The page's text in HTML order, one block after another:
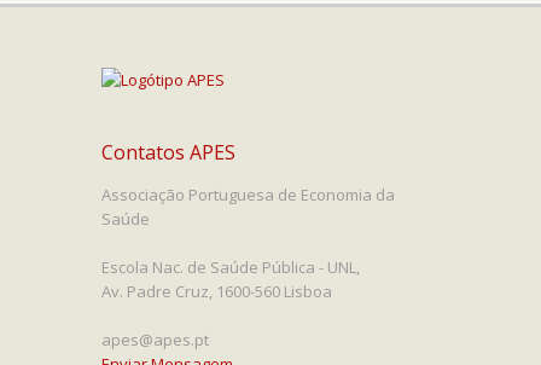
Contatos APES
Associação Portuguesa de Economia da
Saúde
Escola Nac. de Saúde Pública - UNL,
Av. Padre Cruz, 1600-560 Lisboa
apes@apes.pt